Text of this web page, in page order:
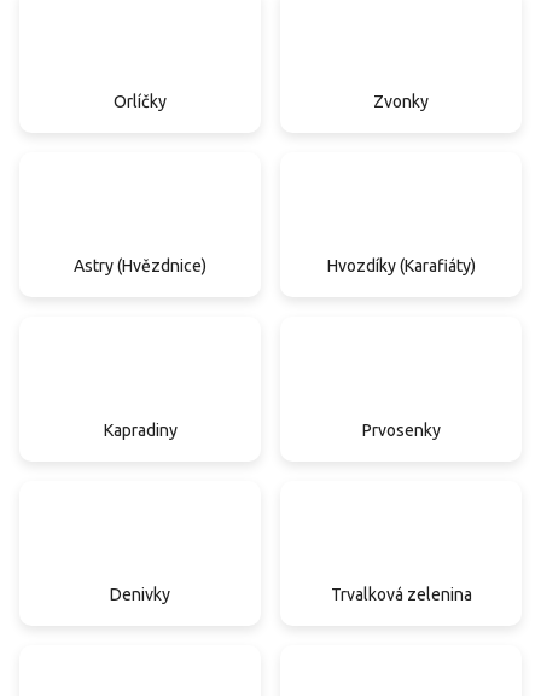
Orlíčky Zvonky
Astry (Hvězdnice) Hvozdíky (Karafiáty)
Kapradiny Prvosenky
Denivky Trvalková zelenina